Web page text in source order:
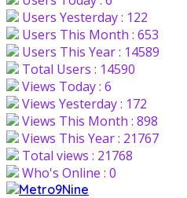
Users Yesterday : 122
Users This Month : 653
Users This Year : 14589
Total Users : 14590
Views Today : 6
Views Yesterday : 172
Views This Month : 898
Views This Year : 21767
Total views : 21768
Who's Online : 0